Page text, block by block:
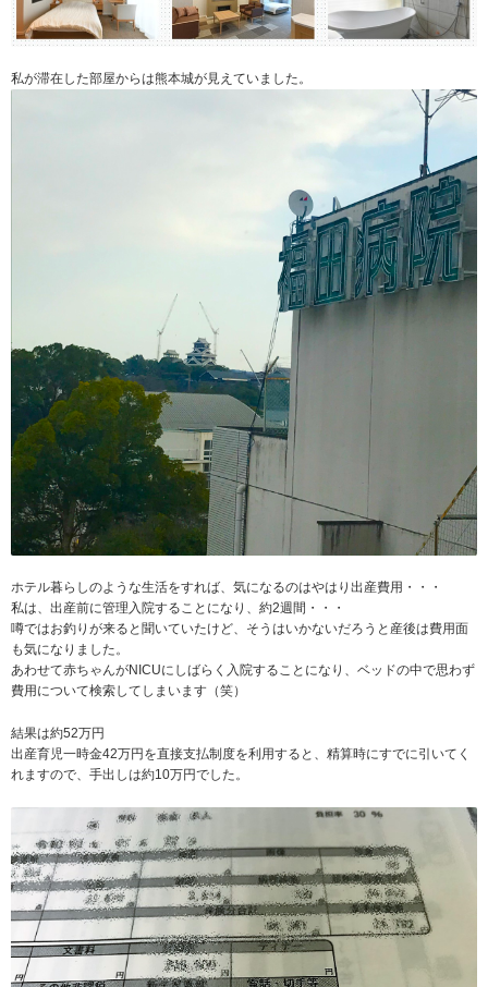
私が滞在した部屋からは熊本城が見えていました。
ホテル暮らしのような生活をすれば、気になるのはやはり出産費用・・・
私は、出産前に管理入院することになり、約2週間・・・
噂ではお釣りが来ると聞いていたけど、そうはいかないだろうと産後は費用面
も気になりました。
あわせて赤ちゃんがNICUにしばらく入院することになり、ベッドの中で思わず
費用について検索してしまいます（笑）
結果は約52万円
出産育児一時金42万円を直接支払制度を利用すると、精算時にすでに引いてく
れますので、手出しは約10万円でした。